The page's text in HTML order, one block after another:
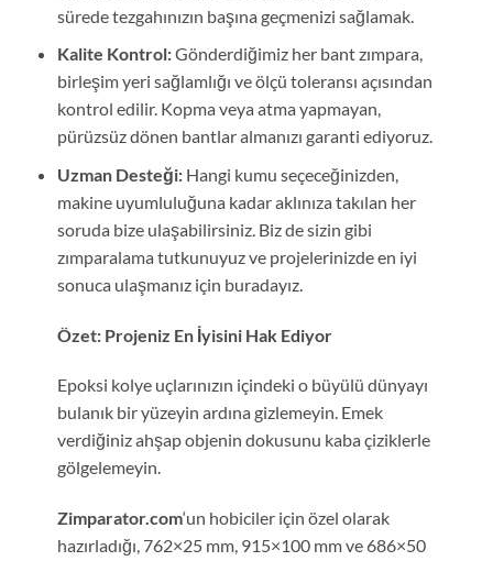
sürede tezgahınızın başına geçmenizi sağlamak.
Kalite Kontrol:Gönderdiğimiz her bant zımpara,
birleşim yeri sağlamlığı ve ölçü toleransı açısından
kontrol edilir. Kopma veya atma yapmayan,
pürüzsüz dönen bantlar almanızı garanti ediyoruz.
Uzman Desteği:Hangi kumu seçeceğinizden,
makine uyumluluğuna kadar aklınıza takılan her
soruda bize ulaşabilirsiniz. Biz de sizin gibi
zımparalama tutkunuyuz ve projelerinizde en iyi
sonuca ulaşmanız için buradayız.
Özet: Projeniz En İyisini Hak Ediyor
Epoksi kolye uçlarınızın içindeki o büyülü dünyayı
bulanık bir yüzeyin ardına gizlemeyin. Emek
verdiğiniz ahşap objenin dokusunu kaba çiziklerle
gölgelemeyin.
Zimparator.com‘un hobiciler için özel olarak
hazırladığı, 762×25 mm, 915×100 mm ve 686×50